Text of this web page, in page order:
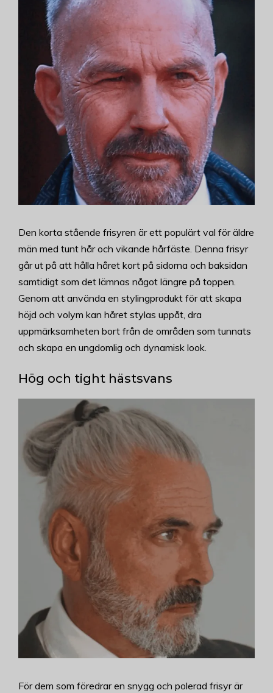
Den korta stående frisyren är ett populärt val för äldre
män med tunt hår och vikande hårfäste. Denna frisyr
går ut på att hålla håret kort på sidorna och baksidan
samtidigt som det lämnas något längre på toppen.
Genom att använda en stylingprodukt för att skapa
höjd och volym kan håret stylas uppåt, dra
uppmärksamheten bort från de områden som tunnats
och skapa en ungdomlig och dynamisk look.
Hög och tight hästsvans
För dem som föredrar en snygg och polerad frisyr är